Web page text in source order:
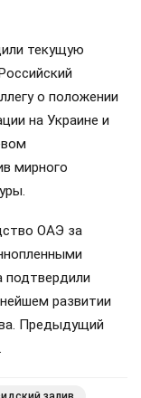
текущую
о положении
на Украине и
мирного
ОАЭ за
подтвердили
развитии
Предыдущий